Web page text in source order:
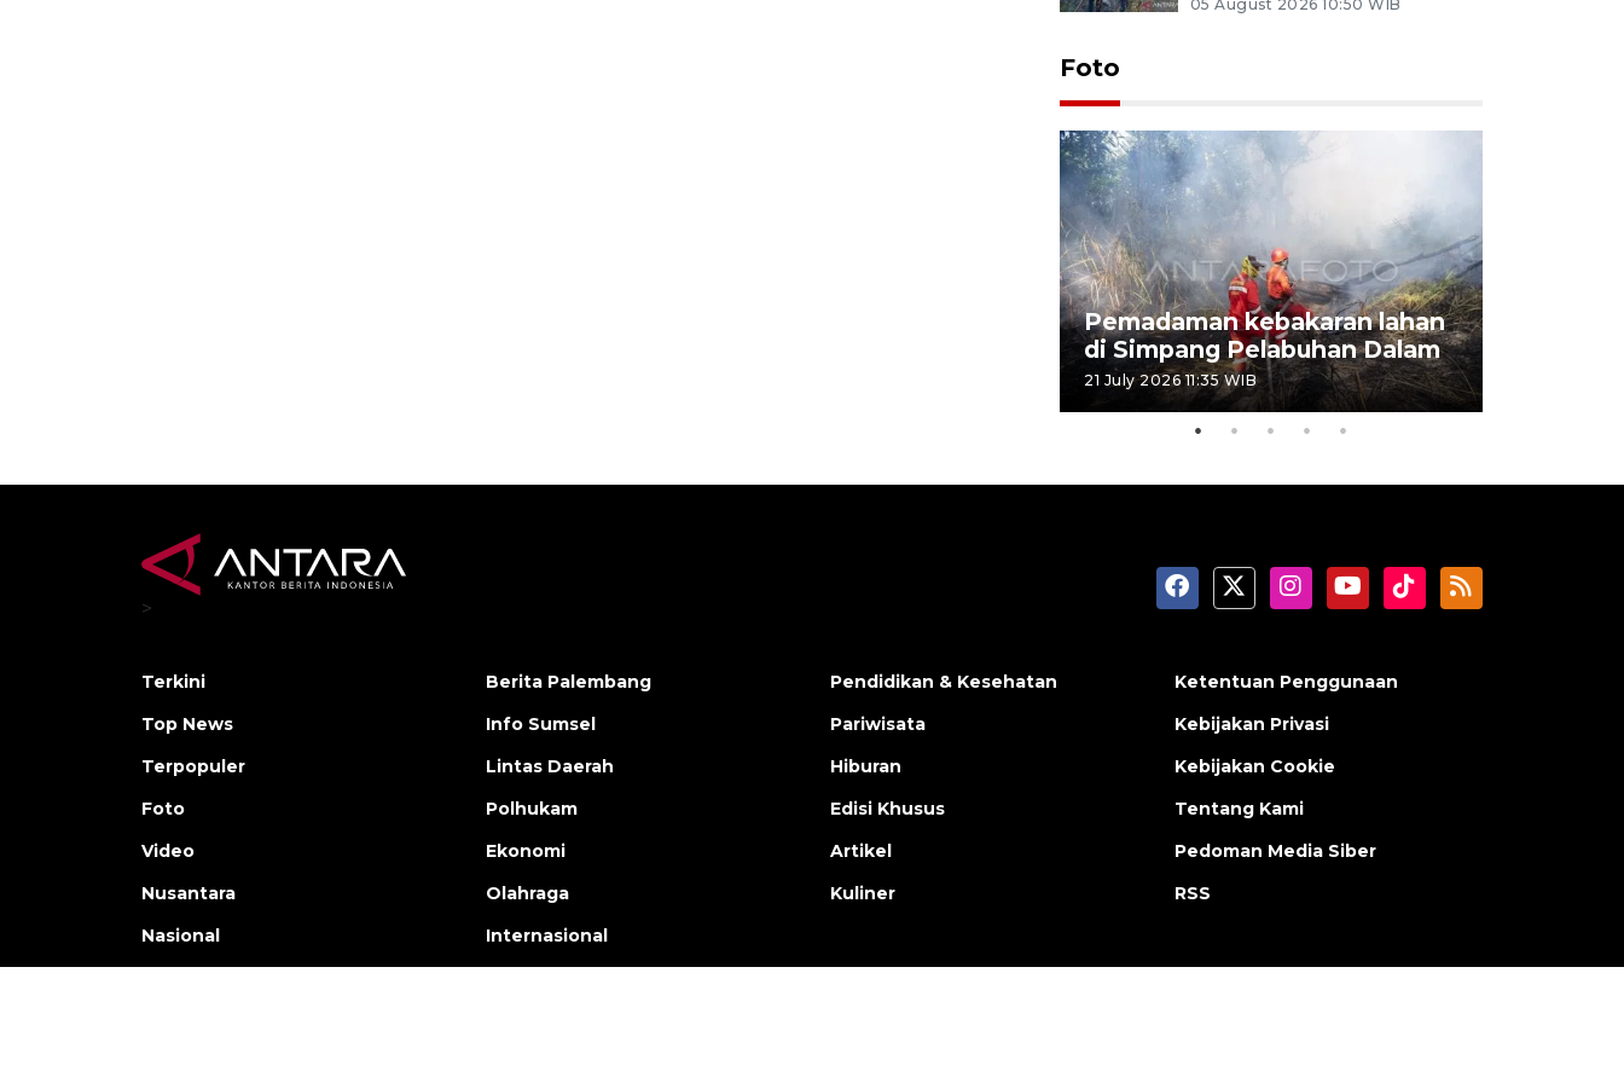
05 August 2026 10:50 WIB
Foto
Pemadaman kebakaran lahan
di Simpang Pelabuhan Dalam
21 July 2026 11:35 WIB
>
Terkini
Top News
Terpopuler
Foto
Video
Nusantara
Nasional
Berita Palembang
Info Sumsel
Lintas Daerah
Polhukam
Ekonomi
Olahraga
Internasional
Pendidikan & Kesehatan
Pariwisata
Hiburan
Edisi Khusus
Artikel
Kuliner
Ketentuan Penggunaan
Kebijakan Privasi
Kebijakan Cookie
Tentang Kami
Pedoman Media Siber
RSS